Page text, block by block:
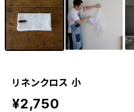
リネンクロス 小
¥2,750